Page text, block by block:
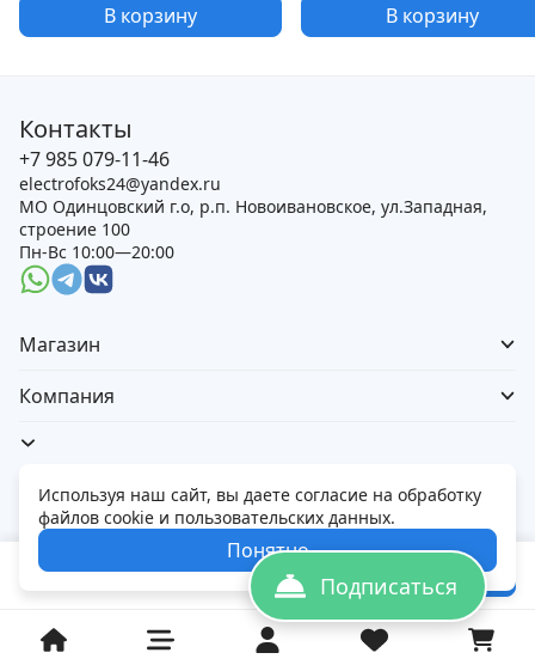
305 600₽
291 000₽ В корзину
В корзину В корзину
Контакты
+7 985 079-11-46
electrofoks24@yandex.ru
МО Одинцовский г.о, р.п. Новоивановское, ул.Западная,
строение 100
Пн-Вс 10:00—20:00
Магазин
Компания
© 2026 Электорфокс — магазин электроники
Политика обработки персональных данных
Используя наш сайт, вы даете согласие на обработку
файлов cookie и пользовательских данных.
Понятно
Подписаться